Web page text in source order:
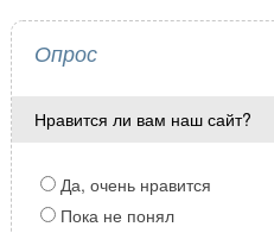
Опрос
Нравится ли вам наш сайт?
Да, очень нравится
Пока не понял